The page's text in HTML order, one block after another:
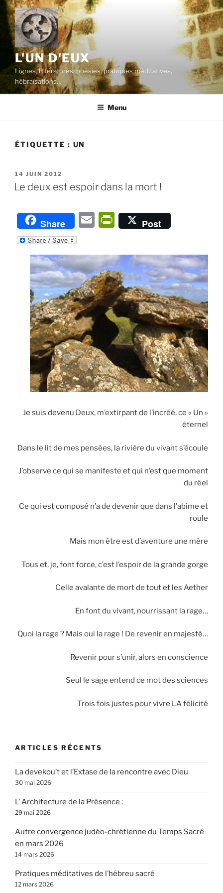
Aller
au
contenu
principal
L'UN D'EUX
Lignes, littératures, poésies, pratiques méditatives,
hébraïsations…
Menu
ÉTIQUETTE : UN
PUBLIÉ
LE
14 JUIN 2012
Le deux est espoir dans la mort !
Share
E
ai
l
P
ri
nt
Fr
ie
n
dl
y
Post
Je suis devenu Deux, m’extirpant de l’incréé, ce « Un »
éternel
Dans le lit de mes pensées, la rivière du vivant s’écoule
J’observe ce qui se manifeste et qui n’est que moment
du réel
Ce qui est composé n’a de devenir que dans l’abîme et
roule
Mais mon être est d’aventure une mère
Tous et, je, font force, c’est l’espoir de la grande gorge
Celle avalante de mort de tout et les Aether
En font du vivant, nourrissant la rage…
Quoi la rage ? Mais oui la rage ! De revenir en majesté…
Revenir pour s’unir, alors en conscience
Seul le sage entend ce mot des sciences
Trois fois justes pour vivre LA félicité
ARTICLES RÉCENTS
La devekou’t et l’Extase de la rencontre avec Dieu
30 mai 2026
L’ Architecture de la Présence :
29 mai 2026
Autre convergence judéo-chrétienne du Temps Sacré
en mars 2026
14 mars 2026
Pratiques méditatives de l’hébreu sacré
12 mars 2026